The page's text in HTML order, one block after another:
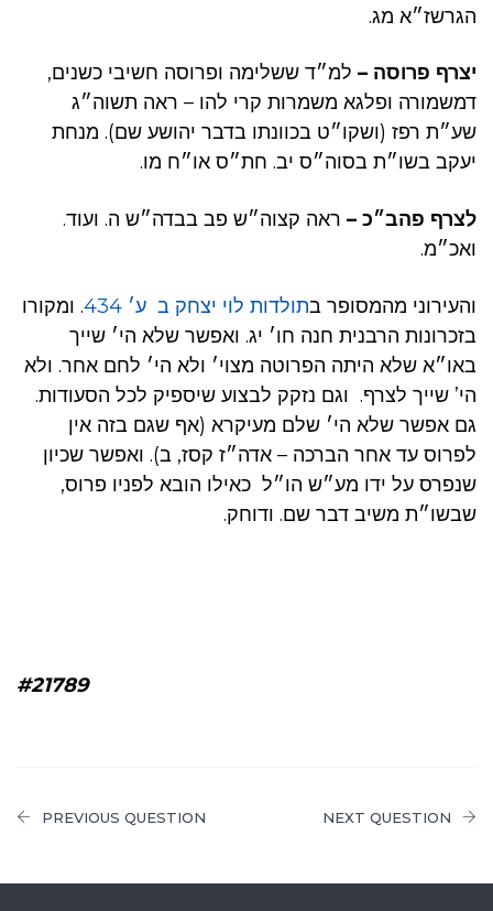
הגרשז״א מג.
יצרף פרוסה – למ״ד ששלימה ופרוסה חשיבי כשנים,
דמשמורה ופלגא משמרות קרי להו – ראה תשוה״ג
שע״ת רפז (ושקו״ט בכוונתו בדבר יהושע שם). מנחת
יעקב בשו״ת בסוה״ס יב. חת״ס או״ח מו.
לצרף פהב״כ – ראה קצוה״ש פב בבדה״ש ה. ועוד.
ואכ״מ.
והעירוני מהמסופר בתולדות לוי יצחק ב ע׳ 434
. ומקורו
בזכרונות הרבנית חנה חו׳ יג. ואפשר שלא הי׳ שייך
באו״א שלא היתה הפרוטה מצוי׳ ולא הי׳ לחם אחר. ולא
הי’ שייך לצרף. וגם נזקק לבצוע שיספיק לכל הסעודות.
גם אפשר שלא הי׳ שלם מעיקרא (אף שגם בזה אין
לפרוס עד אחר הברכה – אדה״ז קסז, ב). ואפשר שכיון
שנפרס על ידו מע״ש הו״ל כאילו הובא לפניו פרוס,
שבשו״ת משיב דבר שם. ודוחק.
#21789
PREVIOUS QUESTION NEXT QUESTION